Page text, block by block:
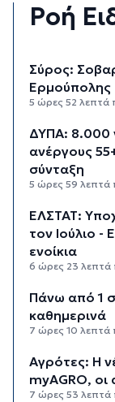
Ροή
Σύρος:
Ερμούπολης
5 ώρες 52 λεπτά
ΔΥΠΑ: 8.000
ανέργους
σύνταξη
5 ώρες 59 λεπτά
ΕΛΣΤΑΤ:
τον Ιούλιο -
ενοίκια
6 ώρες 23 λεπτά
Πάνω από 1
καθημερινά
7 ώρες 10 λεπτά
Αγρότες: Η
myAGRO, οι
7 ώρες 53 λεπτά